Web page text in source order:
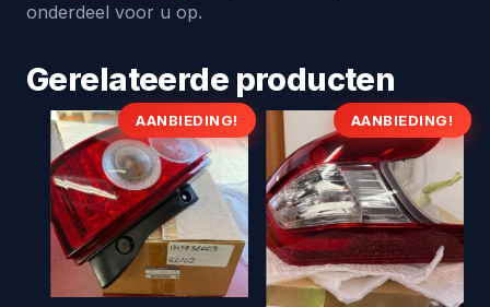
onderdeel voor u op.
Gerelateerde producten
AANBIEDING! AANBIEDING!